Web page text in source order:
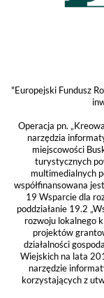
"Europejski Fundusz
Operacja pn.
narzędzia
miejscowości
turystycznych
multimedialnych
współfinansowana
19 Wsparcie dla
poddziałanie 19.2
rozwoju lokalnego
projektów
działalności
Wiejskich na lata
narzędzie
korzystających z